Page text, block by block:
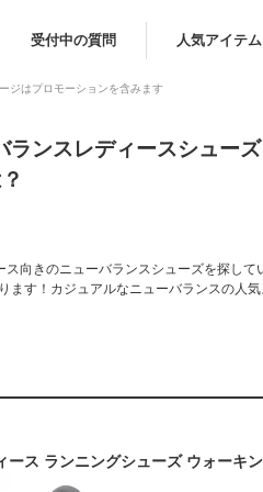
受付中の質問 人気アイテム
ジはプロモーションを含みます
ランスレディースシュー
向きのニューバランスシューズを探して
ます！カジュアルなニューバランスの人